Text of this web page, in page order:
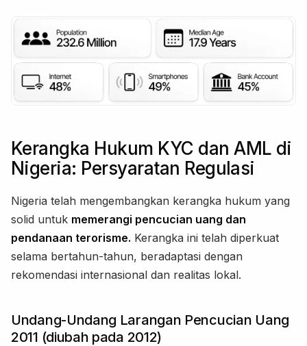
Kerangka Hukum KYC dan AML di
Nigeria: Persyaratan Regulasi
Nigeria telah mengembangkan kerangka hukum yang
solid untuk memerangi pencucian uang dan
pendanaan terorisme. Kerangka ini telah diperkuat
selama bertahun-tahun, beradaptasi dengan
rekomendasi internasional dan realitas lokal.
Undang-Undang Larangan Pencucian Uang
2011 (diubah pada 2012)